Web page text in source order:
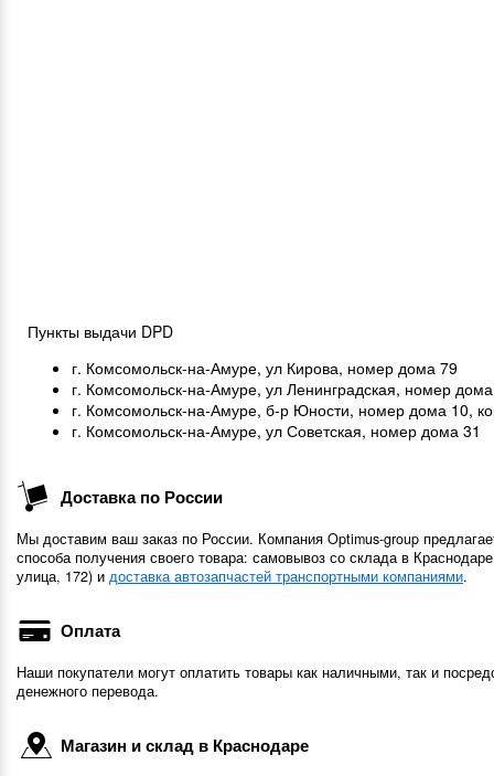
Пункты выдачи DPD
г. Комсомольск-на-Амуре, ул Кирова, номер дома 79
г. Комсомольск-на-Амуре, ул Ленинградская, номер
г. Комсомольск-на-Амуре, б-р Юности, номер дома 10,
г. Комсомольск-на-Амуре, ул Советская, номер дома 31
Доставка по России
Мы доставим ваш заказ по России. Компания Optimus-group
способа получения своего товара: самовывоз со склада в
улица, 172) и доставка автозапчастей транспортными компаниями.
Оплата
Наши покупатели могут оплатить товары как наличными, так и
денежного перевода.
Магазин и склад в Краснодаре